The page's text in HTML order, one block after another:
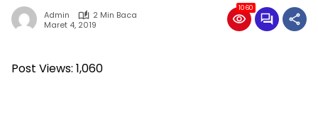
Admin
2 Min Baca
Maret 4, 2019
1060
Post Views: 1,060